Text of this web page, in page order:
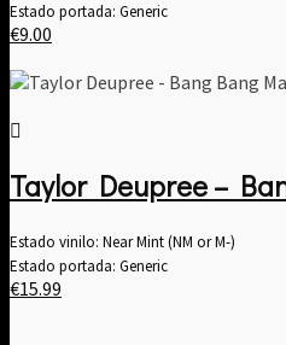
Estado portada: Generic
€9.00
Taylor Deupree –
Estado vinilo: Near Mint (NM or M-)
Estado portada: Generic
€15.99